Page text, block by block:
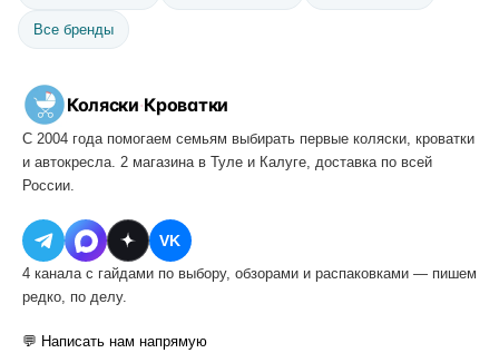
Все бренды
Коляски·Кроватки
С 2004 года помогаем семьям выбирать первые коляски, кроватки
и автокресла. 2 магазина в Туле и Калуге, доставка по всей
России.
VK
4 канала с гайдами по выбору, обзорами и распаковками — пишем
редко, по делу.
💬 Написать нам напрямую